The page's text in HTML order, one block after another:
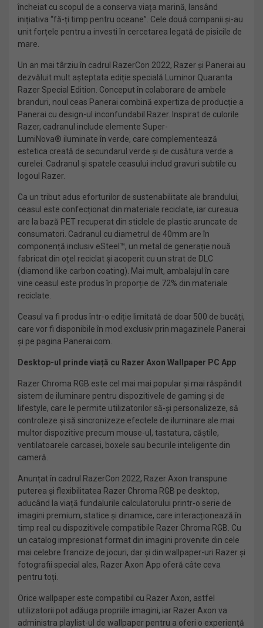
încheiat cu scopul de a conserva viața marină, lansând
inițiativa “fă-ți timp pentru oceane”. Cele două companii și-au
unit forțele pentru a investi în cercetarea legată de pisicile de
mare.
Un an mai târziu în cadrul RazerCon 2022, Razer și Panerai au
dezvăluit mult așteptata ediție specială Luminor Quaranta
Razer Special Edition. Conceput în colaborare de ambele
branduri, noul ceas Panerai combină expertiza de producție a
Panerai cu design-ul inconfundabil Razer. Inspirat de culorile
Razer, cadranul include elemente Super-
LumiNova® iluminate în verde, care complementează
estetica creată de secundarul verde și de cusătura verde a
curelei. Cadranul și spatele ceasului includ gravuri subtile cu
logoul Razer.
Ca un tribut adus eforturilor de sustenabilitate ale brandului,
ceasul este confecționat din materiale reciclate, iar cureaua
are la bază PET recuperat din sticlele de plastic aruncate de
consumatori. Cadranul cu diametrul de 40mm are în
componență inclusiv eSteel™, un metal de generație nouă
fabricat din oțel reciclat și acoperit cu un strat de DLC
(diamond like carbon coating). Mai mult, ambalajul în care
vine ceasul este produs în proporție de 72% din materiale
reciclate.
Ceasul va fi produs într-o ediție limitată de doar 500 de bucăți,
care vor fi disponibile în mod exclusiv prin magazinele Panerai
și pe pagina Panerai.com.
Desktop-ul prinde viață cu Razer Axon Wallpaper PC App
Razer Chroma RGB este cel mai mai popular și mai răspândit
sistem de iluminare pentru dispozitivele de gaming și de
lifestyle, care le permite utilizatorilor să-și personalizeze, să
controleze și să sincronizeze efectele de iluminare ale mai
multor dispozitive precum mouse-ul, tastatura, căștile,
ventilatoarele carcasei, boxele sau becurile inteligente din
cameră.
Anunțat în cadrul RazerCon 2022, Razer Axon transpune
puterea și flexibilitatea Razer Chroma RGB pe desktop,
aducând la viață fundalurile calculatorului printr-o serie de
imagini premium, statice și dinamice, care interacționează în
timp real cu dispozitivele compatibile Razer Chroma RGB. Cu
un catalog impresionat format din imagini provenite din cele
mai celebre francize de jocuri, dar și din wallpaper-uri Razer și
fotografii special ales, Razer Axon App oferă câte ceva
pentru toți.
Orice wallpaper este compatibil cu Razer Axon, astfel
utilizatorii pot adăuga propriile imagini, iar Razer Axon va
administra playlist-ul de wallpaper pentru a oferi o experiență